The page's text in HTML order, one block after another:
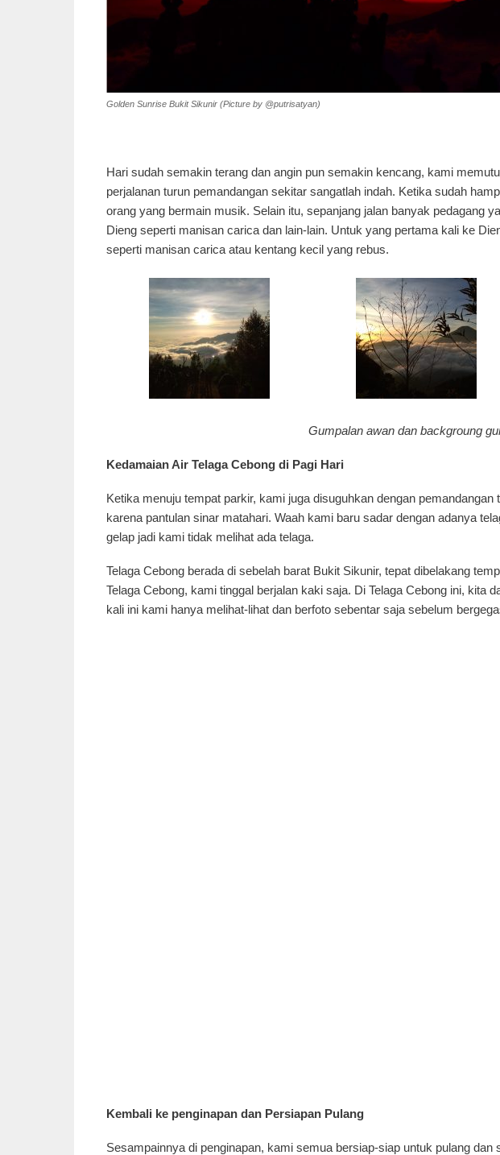
Golden Sunrise Bukit Sikunir (Picture by @putrisatyan)
Hari sudah semakin terang dan angin pun semakin kencang, kami
perjalanan turun pemandangan sekitar sangatlah indah. Ketika sudah
orang yang bermain musik. Selain itu, sepanjang jalan banyak pedagang
Dieng seperti manisan carica dan lain-lain. Untuk yang pertama kali ke
seperti manisan carica atau kentang kecil yang rebus.
Gumpalan awan dan backgroung
Kedamaian Air Telaga Cebong di Pagi Hari
Ketika menuju tempat parkir, kami juga disuguhkan dengan
karena pantulan sinar matahari. Waah kami baru sadar dengan adanya
gelap jadi kami tidak melihat ada telaga.
Telaga Cebong berada di sebelah barat Bukit Sikunir, tepat dibelakang
Telaga Cebong, kami tinggal berjalan kaki saja. Di Telaga Cebong ini, kita
kali ini kami hanya melihat-lihat dan berfoto sebentar saja sebelum
Kembali ke penginapan dan Persiapan Pulang
Sesampainnya di penginapan, kami semua bersiap-siap untuk pulang